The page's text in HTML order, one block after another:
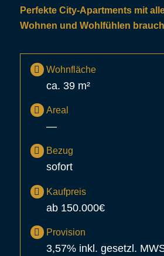
Perfekte City-Apartments mit
Wohnen und Wohlfühlen
Wohnfläche
ca. 39 m²
Areal
—
Bezug
sofort
Kaufpreis
ab 150.000€
Provision
3,57% inkl. gesetzl.